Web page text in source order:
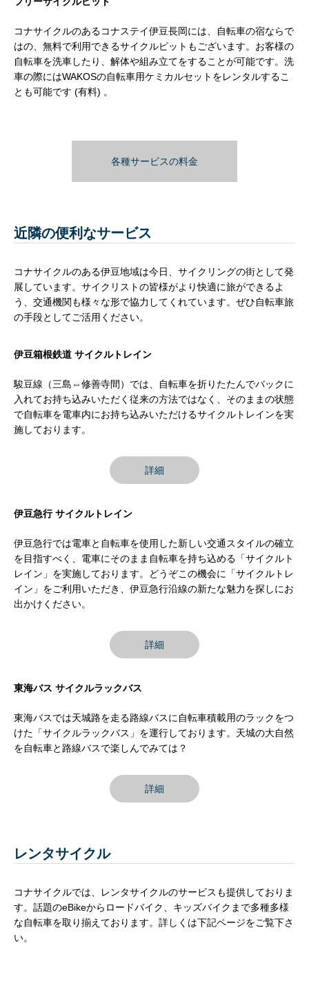
コナサイクルのあるコナステイ伊豆長岡には、自転車の宿ならで
はの、無料で利用できるサイクルピットもございます。お客様の
自転車を洗車したり、解体や組み立てをすることが可能です。洗
車の際にはWAKOSの自転車用ケミカルセットをレンタルするこ
とも可能です (有料) 。
各種サービスの料金
近隣の便利なサービス
コナサイクルのある伊豆地域は今日、サイクリングの街として発
展しています。サイクリストの皆様がより快適に旅ができるよ
う、交通機関も様々な形で協力してくれています。ぜひ自転車旅
の手段としてご活用ください。
伊豆箱根鉄道 サイクルトレイン
駿豆線（三島⇔修善寺間）では、自転車を折りたたんでバックに
入れてお持ち込みいただく従来の方法ではなく、そのままの状態
で自転車を電車内にお持ち込みいただけるサイクルトレインを実
施しております。
詳細
伊豆急行 サイクルトレイン
伊豆急行では電車と自転車を使用した新しい交通スタイルの確立
を目指すべく、電車にそのまま自転車を持ち込める「サイクルト
レイン」を実施しております。どうぞこの機会に「サイクルトレ
イン」をご利用いただき、伊豆急行沿線の新たな魅力を探しにお
出かけください。
詳細
東海バス サイクルラックバス
東海バスでは天城路を走る路線バスに自転車積載用のラックをつ
けた「サイクルラックバス」を運行しております。天城の大自然
を自転車と路線バスで楽しんでみては？
詳細
レンタサイクル
コナサイクルでは、レンタサイクルのサービスも提供しておりま
す。話題のeBikeからロードバイク、キッズバイクまで多種多様
な自転車を取り揃えております。詳しくは下記ページをご覧下さ
い。